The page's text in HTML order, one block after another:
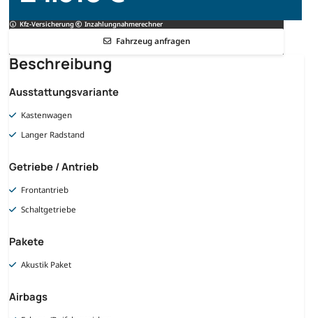
Kfz-Versicherung Inzahlungnahmerechner
Fahrzeug anfragen
Beschreibung
Ausstattungsvariante
Kastenwagen
Langer Radstand
Getriebe / Antrieb
Frontantrieb
Schaltgetriebe
Pakete
Akustik Paket
Airbags